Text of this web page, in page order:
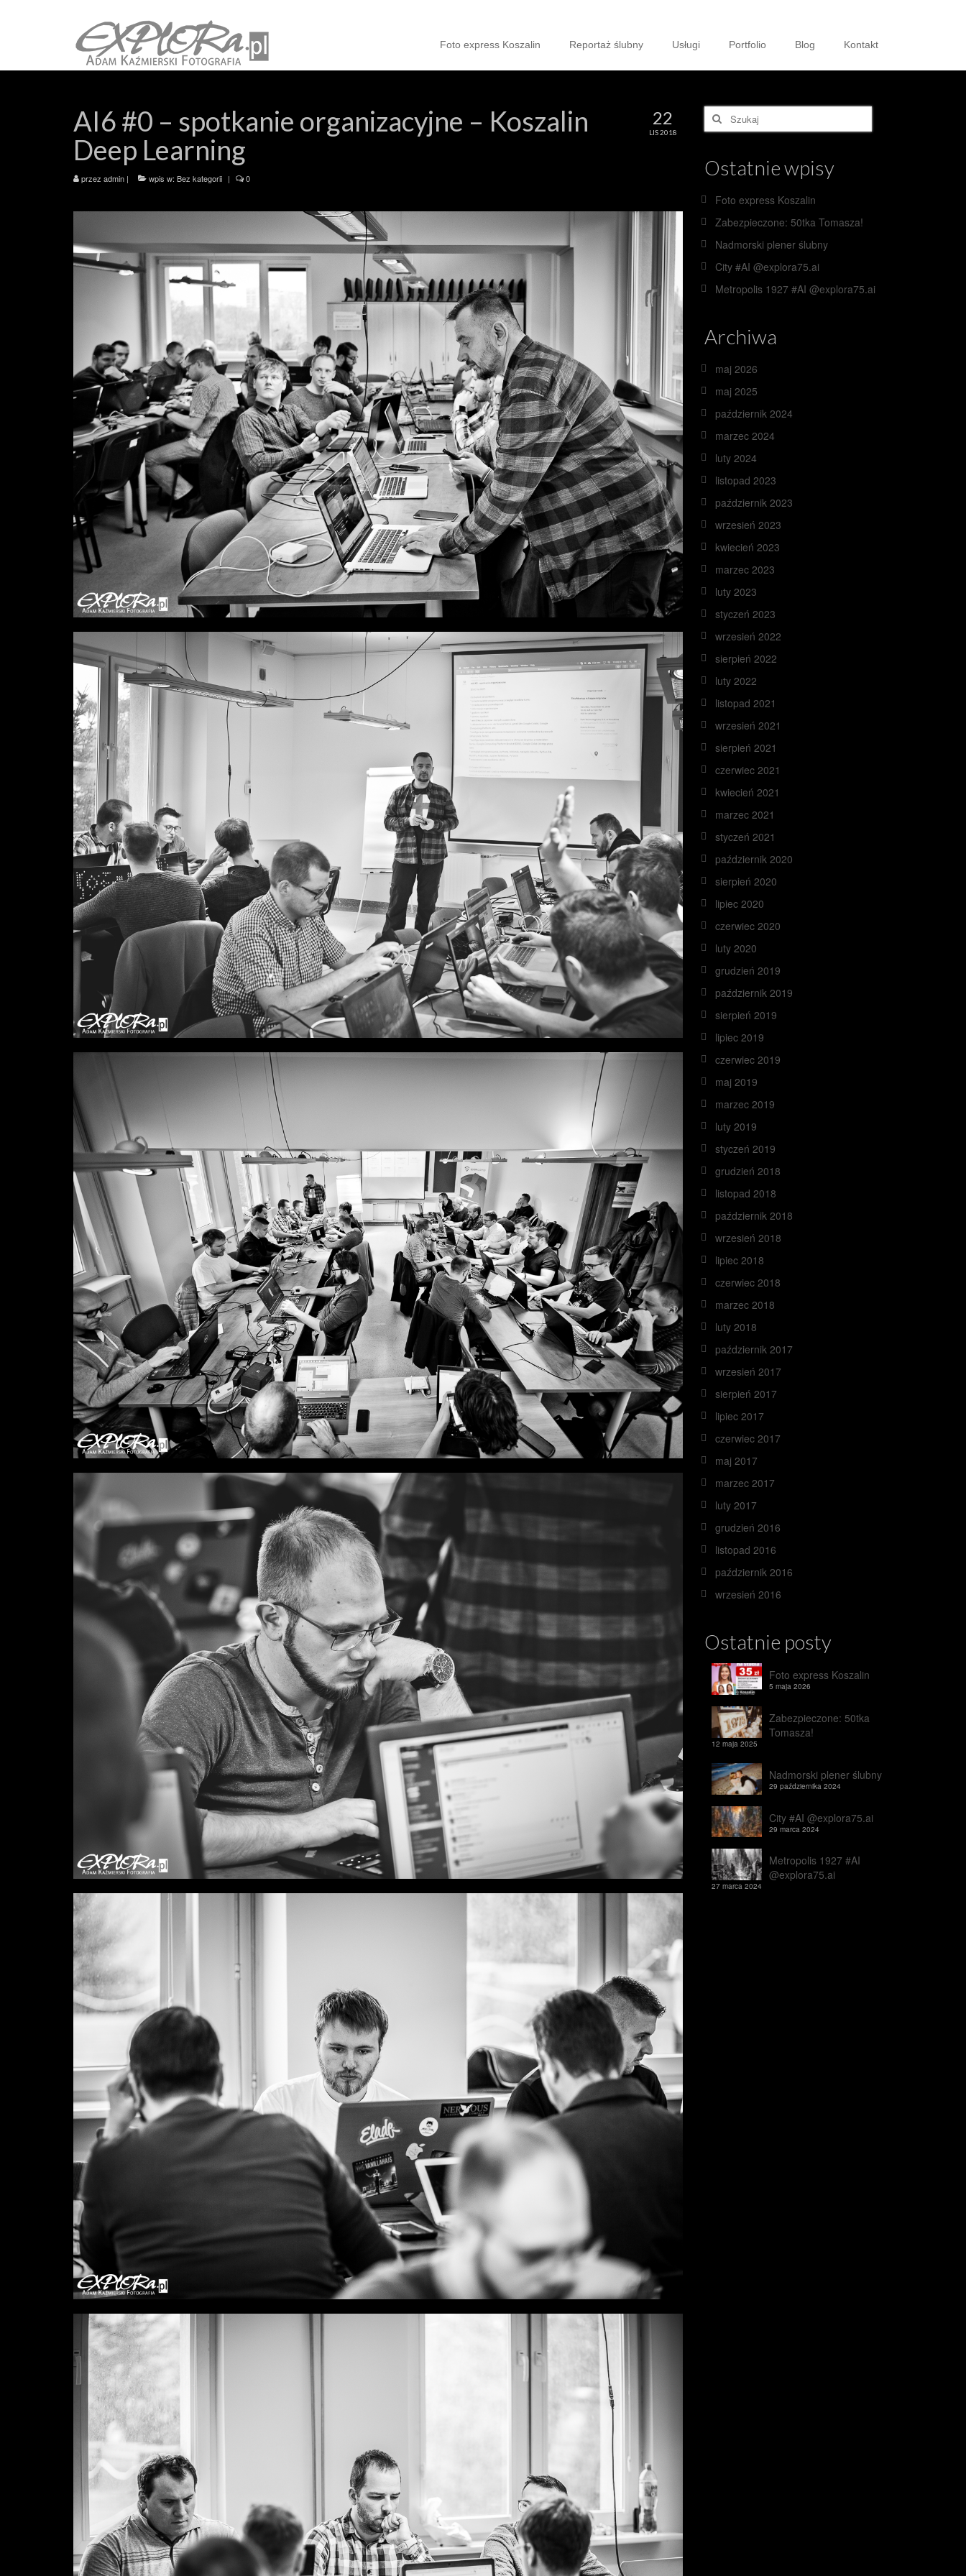
Foto express Koszalin Reportaż ślubny Usługi Portfolio Blog Kontakt
22
LIS 2018
AI6 #0 – spotkanie organizacyjne – Koszalin
Deep Learning
przez admin | wpis w: Bez kategorii | 0
Szuklaj
w:
Ostatnie wpisy
Foto express Koszalin
Zabezpieczone: 50tka Tomasza!
Nadmorski plener ślubny
City #AI @explora75.ai
Metropolis 1927 #AI @explora75.ai
Archiwa
maj 2026
maj 2025
październik 2024
marzec 2024
luty 2024
listopad 2023
październik 2023
wrzesień 2023
kwiecień 2023
marzec 2023
luty 2023
styczeń 2023
wrzesień 2022
sierpień 2022
luty 2022
listopad 2021
wrzesień 2021
sierpień 2021
czerwiec 2021
kwiecień 2021
marzec 2021
styczeń 2021
październik 2020
sierpień 2020
lipiec 2020
czerwiec 2020
luty 2020
grudzień 2019
październik 2019
sierpień 2019
lipiec 2019
czerwiec 2019
maj 2019
marzec 2019
luty 2019
styczeń 2019
grudzień 2018
listopad 2018
październik 2018
wrzesień 2018
lipiec 2018
czerwiec 2018
marzec 2018
luty 2018
październik 2017
wrzesień 2017
sierpień 2017
lipiec 2017
czerwiec 2017
maj 2017
marzec 2017
luty 2017
grudzień 2016
listopad 2016
październik 2016
wrzesień 2016
Ostatnie posty
Foto express Koszalin
5 maja 2026
Zabezpieczone: 50tka
Tomasza!
12 maja 2025
Nadmorski plener ślubny
29 października 2024
City #AI @explora75.ai
29 marca 2024
Metropolis 1927 #AI
@explora75.ai
27 marca 2024